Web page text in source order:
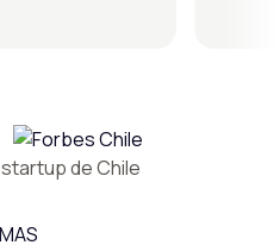
startup de Chile